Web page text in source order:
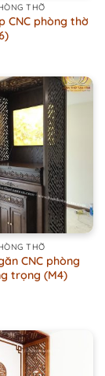
THỜ
CNC phòng thờ
THỜ
CNC phòng
trọng (M4)